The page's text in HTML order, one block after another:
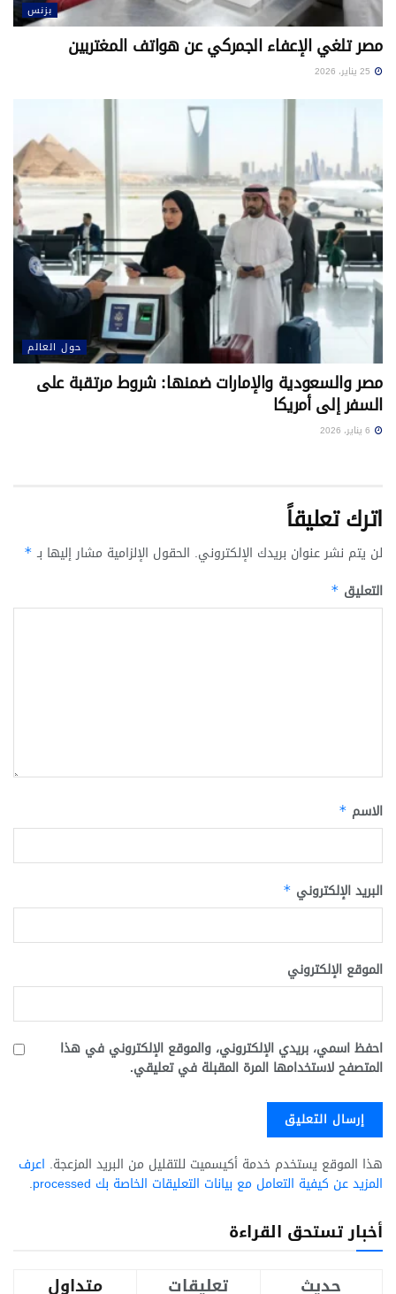
بزنس
مصر تلغي الإعفاء الجمركي عن هواتف المغتربين
حول العالم
مصر والسعودية والإمارات ضمنها: شروط مرتقبة على
السفر إلى أمريكا
اترك تعليقاً
لن يتم نشر عنوان بريدك الإلكتروني. الحقول الإلزامية مشار إليها بـ *
التعليق *
الاسم *
البريد الإلكتروني *
الموقع الإلكتروني
احفظ اسمي، بريدي الإلكتروني، والموقع الإلكتروني في هذا
المتصفح لاستخدامها المرة المقبلة في تعليقي.
هذا الموقع يستخدم خدمة أكيسميت للتقليل من البريد المزعجة. اعرف
المزيد عن كيفية التعامل مع بيانات التعليقات الخاصة بك processed
.
أخبار تستحق القراءة
متداول
تعليقات حديث